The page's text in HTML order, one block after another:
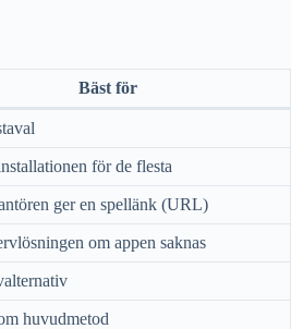
Bäst för
för de flesta
ger en spellänk (URL)
om appen saknas
huvudmetod